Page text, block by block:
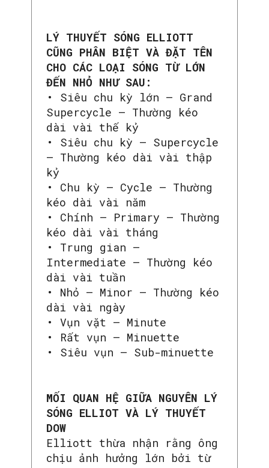
LÝ THUYẾT SÓNG ELLIOTT
CŨNG PHÂN BIỆT VÀ ĐẶT TÊN
CHO CÁC LOẠI SÓNG TỪ LỚN
ĐẾN NHỎ NHƯ SAU:
• Siêu chu kỳ lớn – Grand
Supercycle – Thường kéo
dài vài thế kỷ
• Siêu chu kỳ – Supercycle
– Thường kéo dài vài thập
kỷ
• Chu kỳ – Cycle – Thường
kéo dài vài năm
• Chính – Primary – Thường
kéo dài vài tháng
• Trung gian –
Intermediate – Thường kéo
dài vài tuần
• Nhỏ – Minor – Thường kéo
dài vài ngày
• Vụn vặt – Minute
• Rất vụn – Minuette
• Siêu vụn – Sub-minuette
MỐI QUAN HỆ GIỮA NGUYÊN LÝ
SÓNG ELLIOT VÀ LÝ THUYẾT
DOW
Elliott thừa nhận rằng ông
chịu ảnh hưởng lớn bởi từ